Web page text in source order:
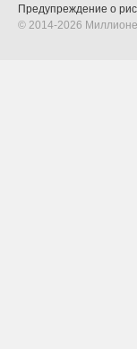
Предупреждение о
© 2014-2026